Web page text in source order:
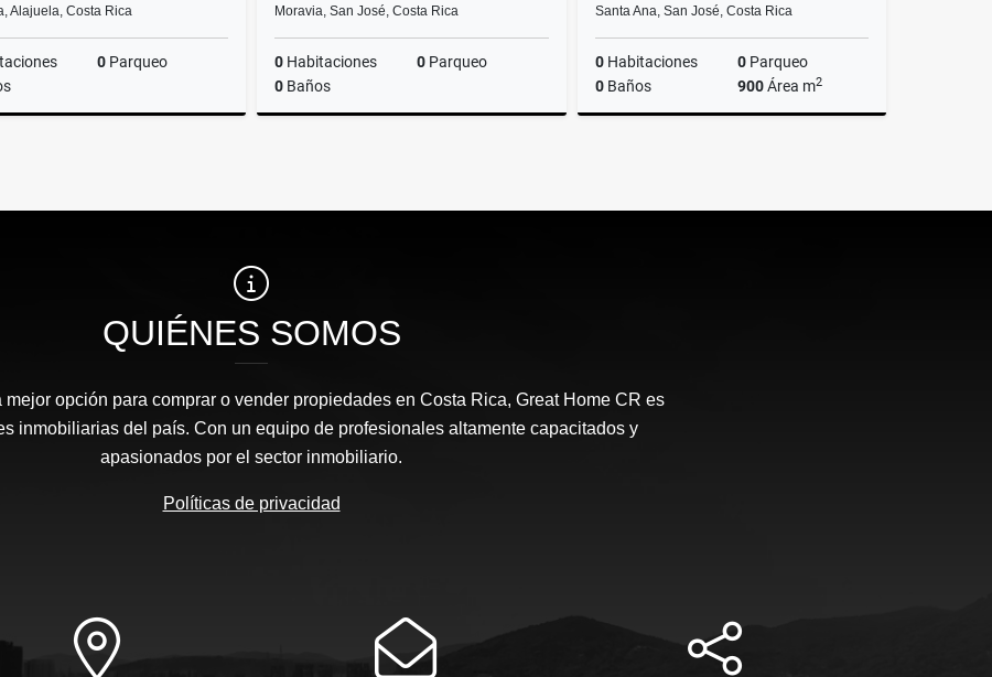
Alajuela, Costa Rica
0Parqueo
Moravia, San José, Costa Rica
0 Habitaciones 0 Parqueo
0 Baños
Santa Ana, San José, Costa Rica
0Habitaciones 0Parqueo
0Baños 900Área m2
QUIÉNES SOMOS
opción para comprar o vender propiedades en Costa Rica, Great Home CR es
inmobiliarias del país. Con un equipo de profesionales altamente capacitados y
apasionados por el sector inmobiliario.
Políticas de privacidad